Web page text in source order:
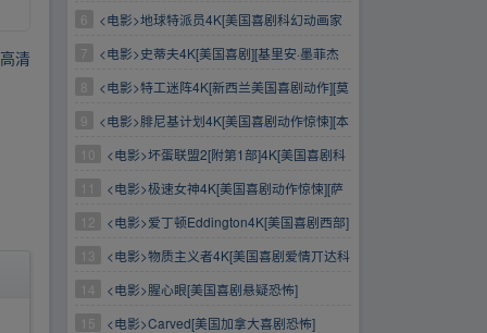
清
6
<电影>地球特派员4K[美国喜剧科幻动画家
庭奇幻]
7
<电影>史蒂夫4K[美国喜剧][基里安·墨菲杰
伊·利库戈]
8
<电影>特工迷阵4K[新西兰美国喜剧动作][莫
蕾娜·巴卡琳]
9
<电影>腓尼基计划4K[美国喜剧动作惊悚][本
尼西奧·德尔·托罗]
10
<电影>坏蛋联盟2[附第1部]4K[美国喜剧科
幻动画悬疑犯罪冒险]
11
<电影>极速女神4K[美国喜剧动作惊悚][萨
玛拉·维文史蒂夫·扎恩]
12
<电影>爱丁顿Eddington4K[美国喜剧西部]
[华金·菲尼克斯]
13
​<电影>物质主义者4K[美国喜剧爱情丌达科
塔·约翰逊克里斯·埃文斯]
14
<电影>腥心眼[美国喜剧悬疑恐怖]
15
​<电影>Carved[美国加拿大喜剧恐怖]